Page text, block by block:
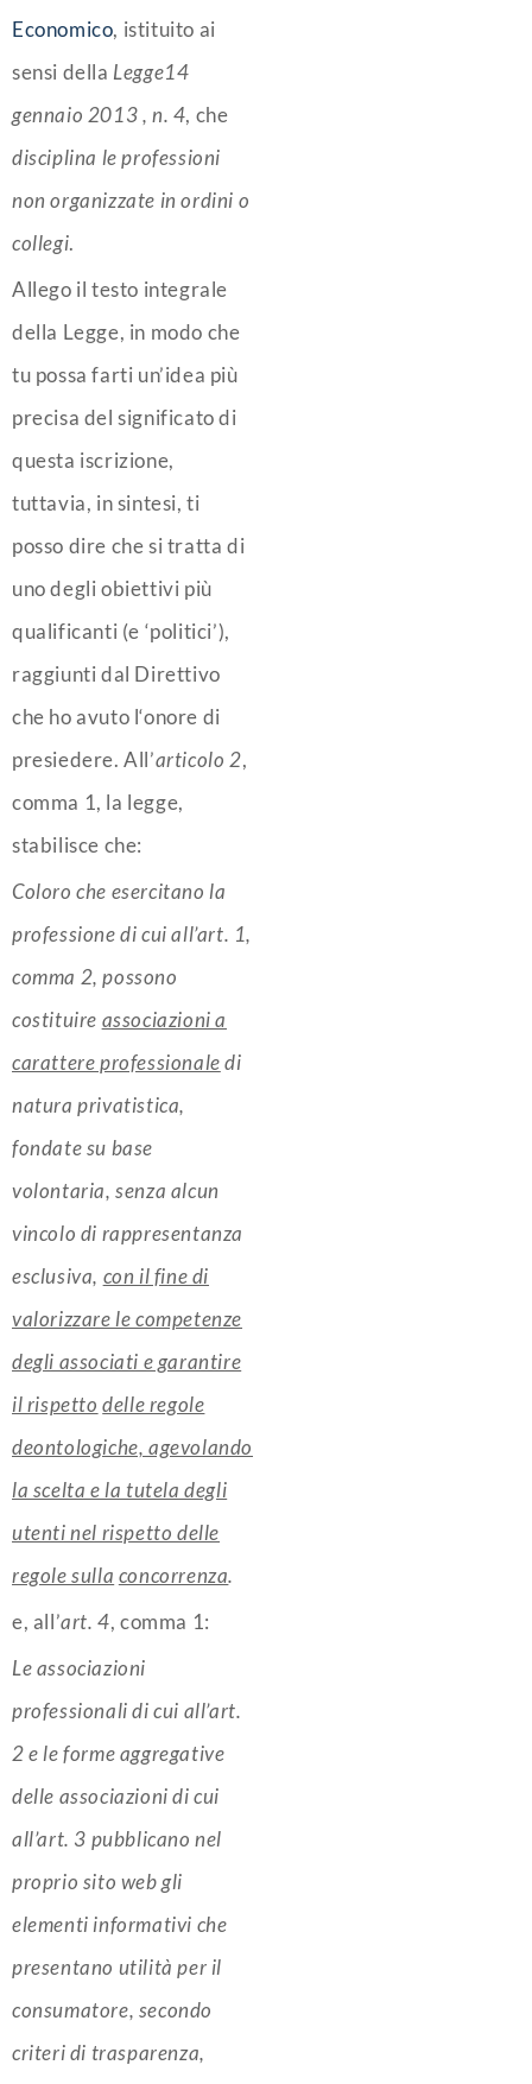
Economico, istituito ai
sensi della Legge14
gennaio 2013 , n. 4, che
disciplina le professioni
non organizzate in ordini o
collegi.
Allego il testo integrale
della Legge, in modo che
tu possa farti un’idea più
precisa del significato di
questa iscrizione,
tuttavia, in sintesi, ti
posso dire che si tratta di
uno degli obiettivi più
qualificanti (e ‘politici’),
raggiunti dal Direttivo
che ho avuto l‘onore di
presiedere. All’articolo 2,
comma 1, la legge,
stabilisce che:
Coloro che esercitano la
professione di cui all’art. 1,
comma 2, possono
costituire associazioni a
carattere professionaledi
natura privatistica,
fondate su base
volontaria, senza alcun
vincolo di rappresentanza
esclusiva, con il fine di
valorizzare le competenze
degli associati e garantire
il rispetto delle regole
deontologiche, agevolando
la scelta e la tutela degli
utenti nel rispetto delle
regole sulla concorrenza.
e, all’art. 4, comma 1:
Le associazioni
professionali di cui all’art.
2 e le forme aggregative
delle associazioni di cui
all’art. 3 pubblicano nel
proprio sito web gli
elementi informativi che
presentano utilità per il
consumatore, secondo
criteri di trasparenza,